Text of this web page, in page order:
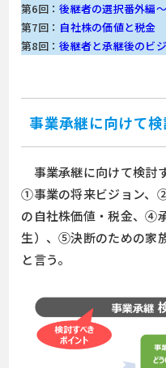
第6回：後継者の選択番外編
第7回： 自社株の価値と税金
第8回：後継者と承継後のビ
事業承継に向けて
事業承継に向けて検討
①事業の将来ビジョン、
の自社株価値・税金、④
生）、⑤決断のための家
と言う。